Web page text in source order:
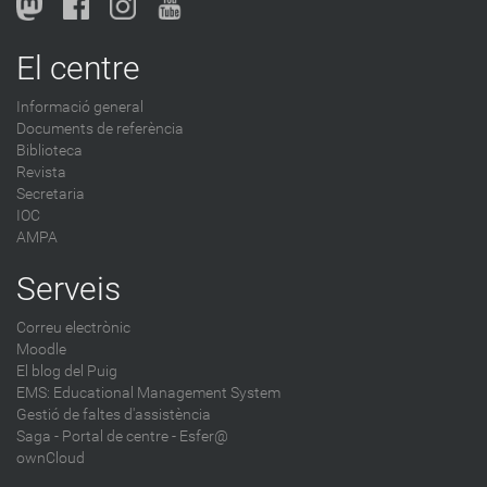
o
-
El centre
Informació general
Documents de referència
Biblioteca
Revista
Secretaria
IOC
AMPA
Serveis
Correu electrònic
Moodle
El blog del Puig
EMS: Educational Management System
Gestió de faltes d'assistència
Saga - Portal de centre - Esfer@
ownCloud